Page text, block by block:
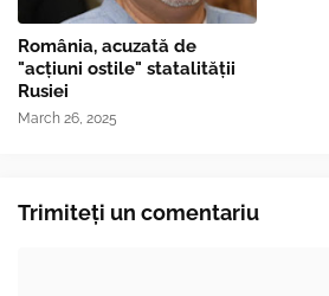
România, acuzată de
"acțiuni ostile" statalității
Rusiei
March 26, 2025
Trimiteți un comentariu